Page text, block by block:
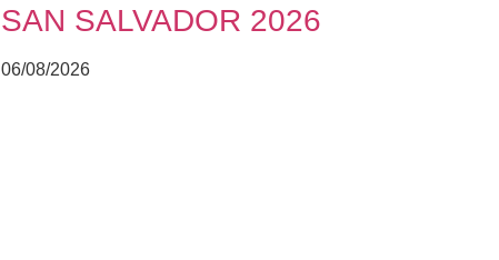
SAN SALVADOR 2026
06/08/2026